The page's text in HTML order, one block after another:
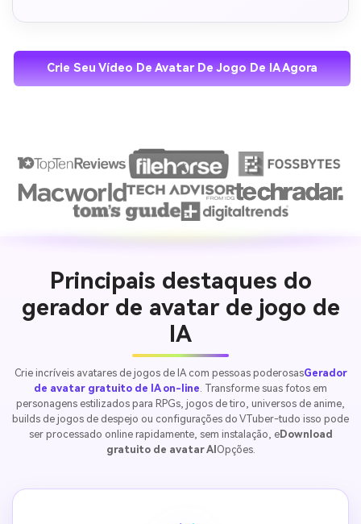
Crie Seu Vídeo De Avatar De Jogo De IA Agora
Principais destaques do
gerador de avatar de jogo de
IA
Crie incríveis avatares de jogos de IA com pessoas poderosasGerador
de avatar gratuito de IA on-line. Transforme suas fotos em
personagens estilizados para RPGs, jogos de tiro, universos de anime,
builds de jogos de despejo ou configurações do VTuber-tudo isso pode
ser processado online rapidamente, sem instalação, eDownload
gratuito de avatar AI Opções.